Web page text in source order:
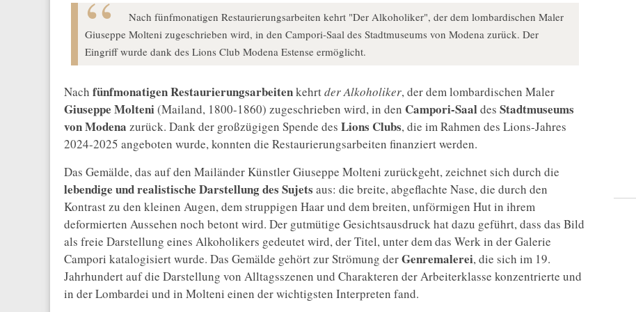
Nach fünfmonatigen Restaurierungsarbeiten kehrt "Der Alkoholiker", der dem lombardischen Maler
Giuseppe Molteni zugeschrieben wird, in den Campori-Saal des Stadtmuseums von Modena zurück. Der
Eingriff wurde dank des Lions Club Modena Estense ermöglicht.
Nach fünfmonatigen Restaurierungsarbeitenkehrtder Alkoholiker, der dem lombardischen Maler
Giuseppe Molteni(Mailand, 1800-1860) zugeschrieben wird, in den Campori-Saaldes Stadtmuseums
von Modena zurück. Dank der großzügigen Spende des Lions Clubs, die im Rahmen des Lions-Jahres
2024-2025 angeboten wurde, konnten die Restaurierungsarbeiten finanziert werden.
Das Gemälde, das auf den Mailänder Künstler Giuseppe Molteni zurückgeht, zeichnet sich durch die
lebendige und realistische Darstellung des Sujets aus: die breite, abgeflachte Nase, die durch den
Kontrast zu den kleinen Augen, dem struppigen Haar und dem breiten, unförmigen Hut in ihrem
deformierten Aussehen noch betont wird. Der gutmütige Gesichtsausdruck hat dazu geführt, dass das Bild
als freie Darstellung eines Alkoholikers gedeutet wird, der Titel, unter dem das Werk in der Galerie
Campori katalogisiert wurde. Das Gemälde gehört zur Strömung derGenremalerei, die sich im 19.
Jahrhundert auf die Darstellung von Alltagsszenen und Charakteren der Arbeiterklasse konzentrierte und
in der Lombardei und in Molteni einen der wichtigsten Interpreten fand.